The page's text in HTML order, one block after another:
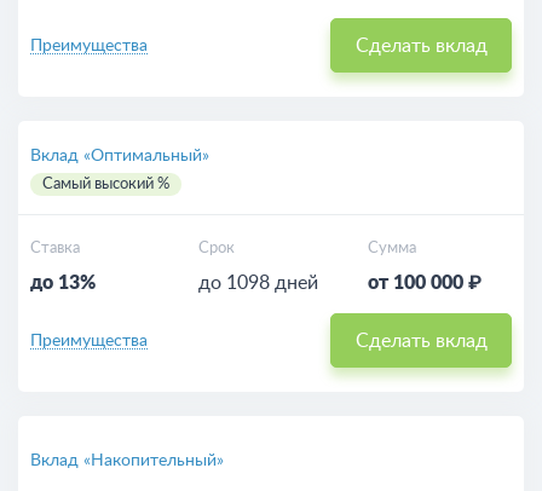
Преимущества Сделать вклад
Вклад «Оптимальный»
Самый высокий %
Ставка
до 13%
Срок
до 1098 дней
Сумма
от 100 000 ₽
Преимущества Сделать вклад
Вклад «Накопительный»